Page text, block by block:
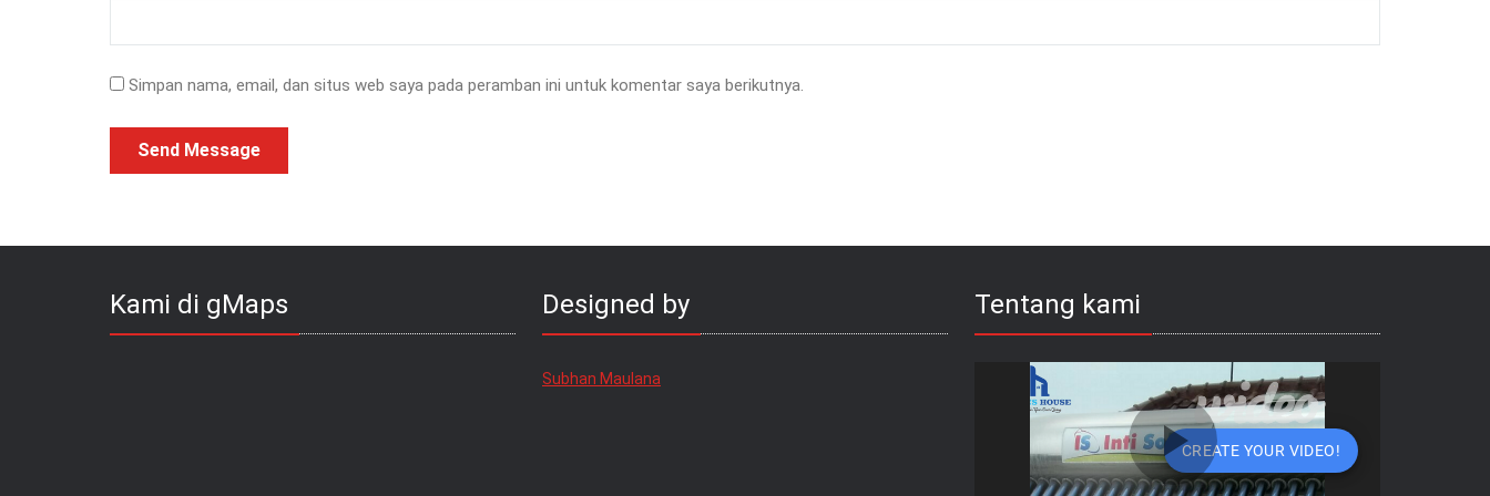
Simpan nama, email, dan situs web saya pada peramban ini untuk komentar saya berikutnya.
Kami di gMaps Designed by
Subhan Maulana
Tentang kami